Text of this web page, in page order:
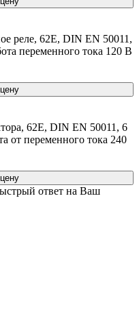
реле, 62E, DIN EN 50011,
переменного тока 120 В
62E, DIN EN 50011, 6
от переменного тока 240
ответ на Ваш